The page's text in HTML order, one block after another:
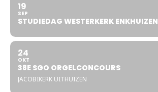
19
SEP
STUDIEDAG WESTERKERK ENKHUIZEN
24
OKT
38E SGO ORGELCONCOURS
JACOBIKERK UITHUIZEN